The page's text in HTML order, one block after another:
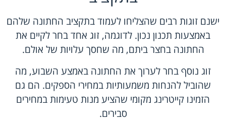
ישנם זוגות רבים שהצליחו לעמוד בתקציב החתונה שלהם
באמצעות תכנון נכון. לדוגמה, זוג אחד בחר לקיים את
החתונה בחצר ביתם, מה שחסך עלויות של אולם.
זוג נוסף בחר לערוך את החתונה באמצע השבוע, מה
שהוביל להנחות משמעותיות במחירי הספקים. הם גם
הזמינו קייטרינג מקומי שהציע מנות טעימות במחירים
סבירים.